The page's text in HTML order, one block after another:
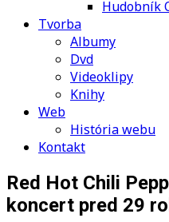
Hudobník
Tvorba
Albumy
Dvd
Videoklipy
Knihy
Web
História webu
Kontakt
Red Hot Chili
koncert pred 29